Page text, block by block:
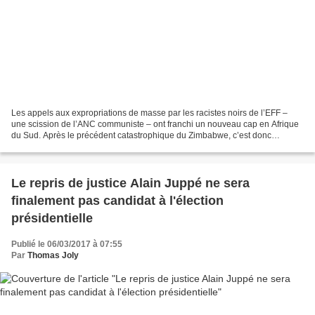
Les appels aux expropriations de masse par les racistes noirs de l’EFF –
une scission de l’ANC communiste – ont franchi un nouveau cap en Afrique
du Sud. Après le précédent catastrophique du Zimbabwe, c’est donc
Le repris de justice Alain Juppé ne sera
finalement pas candidat à l'élection
présidentielle
Publié le 06/03/2017 à 07:55
Par Thomas Joly